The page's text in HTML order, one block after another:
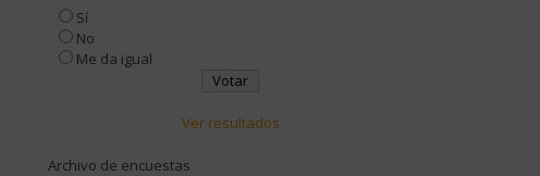
Sí
No
Me da igual
Ver resultados
Archivo de encuestas